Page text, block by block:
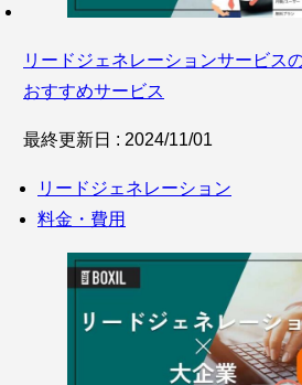
リードジェネレーションサービス
おすすめサービス
最終更新日 : 2024/11/01
リードジェネレーション
料金・費用